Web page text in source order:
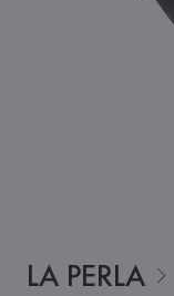
LA PERLA